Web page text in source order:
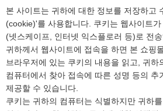
본 사이트는 귀하에 대한 정보를 저장하고
(cookie)'를 사용합니다. 쿠키는 웹사이트
(넷스케이프, 인터넷 익스플로러 등)로 전
귀하께서 웹사이트에 접속을 하면 본 쇼핑
브라우저에 있는 쿠키의 내용을 읽고, 귀하
컴퓨터에서 찾아 접속에 따른 성명 등의 추
제공할 수 있습니다.
쿠키는 귀하의 컴퓨터는 식별하지만 귀하